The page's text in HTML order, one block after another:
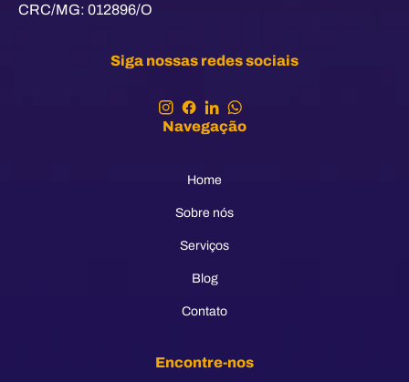
CRC/MG: 012896/O
Siga nossas redes sociais
Navegação
Home
Sobre nós
Serviços
Blog
Contato
Encontre-nos